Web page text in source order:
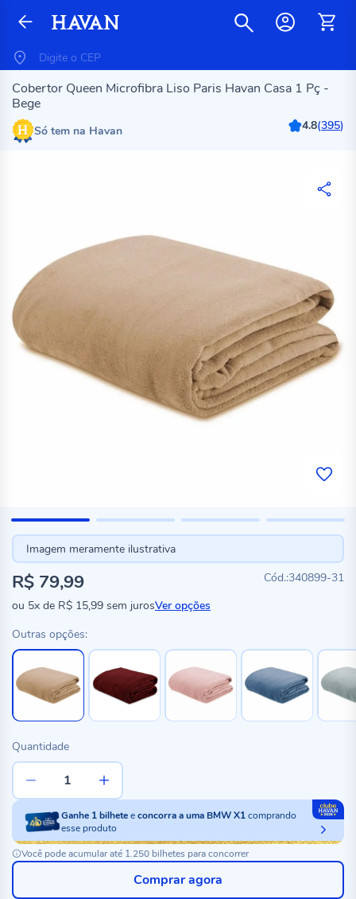
Cobertor Queen Microfibra Liso Paris Havan Casa 1 Pç -
Bege
Só tem na Havan 4.8(395)
Imagem meramente ilustrativa
340899-31
R$ 79,99
ou 5x de R$ 15,99 sem jurosVer opções
Outras opções:
Quantidade
Ganhe 1bilheteeconcorra a uma BMW X1comprando
esse produto
Você pode acumular até 1.250 bilhetes para concorrer
Comprar agora